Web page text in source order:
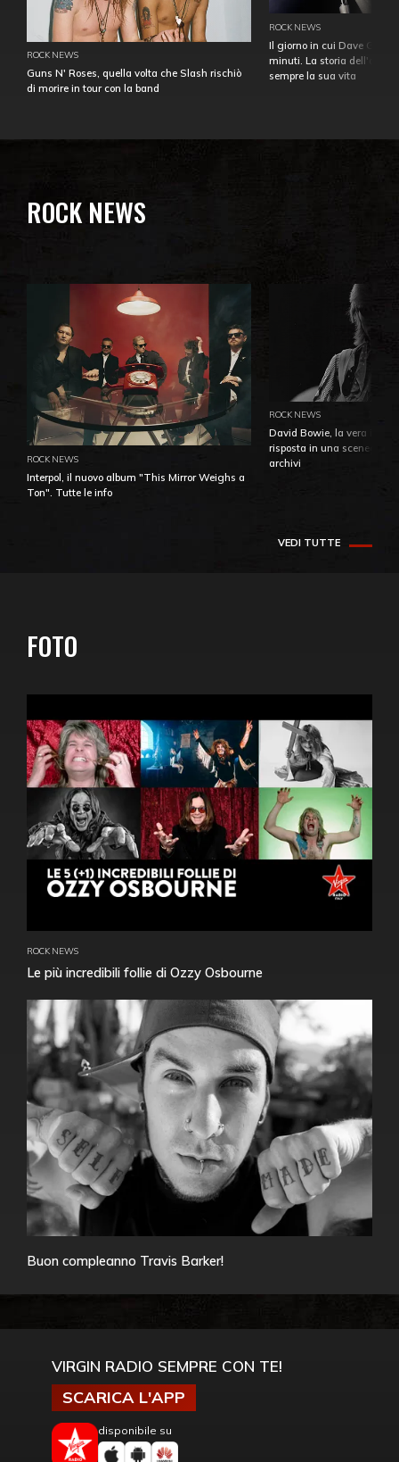
ROCK NEWS
Guns N' Roses, quella volta che Slash rischiò
di morire in tour con la band
ROCK NEWS
Il giorno in cui Dave
minuti. La storia
sempre la sua vita
ROCK NEWS
ROCK NEWS
Interpol, il nuovo album "This Mirror Weighs a
Ton". Tutte le info
ROCK NEWS
David Bowie, la vera
risposta in una
archivi
VEDI TUTTE
FOTO
ROCK NEWS
Le più incredibili follie di Ozzy Osbourne
Buon compleanno Travis Barker!
VIRGIN RADIO SEMPRE CON TE!
SCARICA L'APP
disponibile su